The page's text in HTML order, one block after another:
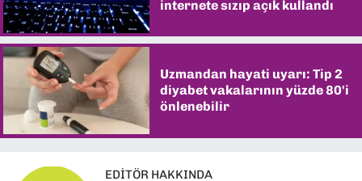
internete sızıp açık kullandı
Uzmandan hayati uyarı: Tip 2
diyabet vakalarının yüzde 80'i
önlenebilir
EDITÖR HAKKINDA